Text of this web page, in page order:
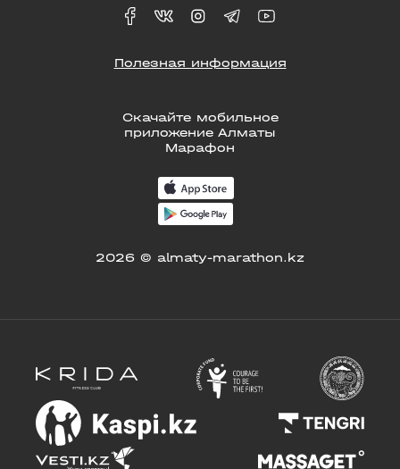
Скачайте мобильное
приложение Алматы
Марафон
2026 © almaty-marathon.kz
Полезная информация